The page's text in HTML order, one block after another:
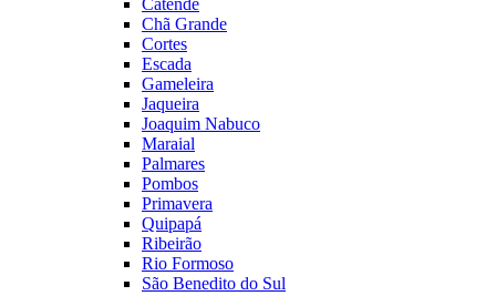
Catende
Chã Grande
Cortes
Escada
Gameleira
Jaqueira
Joaquim Nabuco
Maraial
Palmares
Pombos
Primavera
Quipapá
Ribeirão
Rio Formoso
São Benedito do Sul